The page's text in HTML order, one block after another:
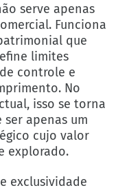
serve apenas
Funciona
que
limites
controle e
No
isso se torna
apenas um
cujo valor
explorado.
exclusividade